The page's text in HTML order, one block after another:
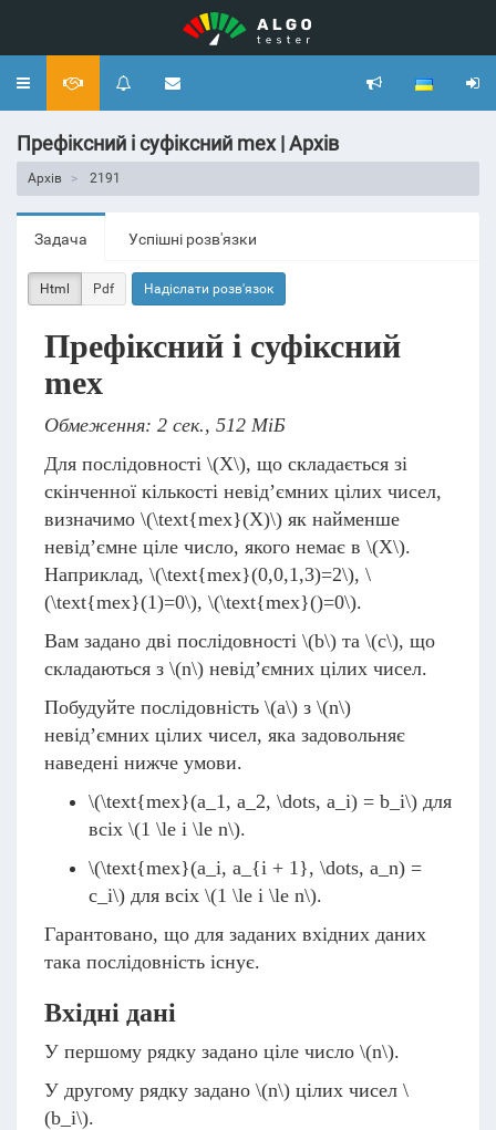
Toggle
Префіксний і суфіксний mex | Архів
Архів 2191
Задача Успішні розв'язки
Html Pdf Надіслати розв'язок
Префіксний і суфіксний
mex
Обмеження: 2 сек., 512 МіБ
Для послідовності \(X\), що складається зі
скінченної кількості невід’ємних цілих чисел,
визначимо \(\text{mex}(X)\) як найменше
невід’ємне ціле число, якого немає в \(X\).
Наприклад, \(\text{mex}(0,0,1,3)=2\), \
(\text{mex}(1)=0\), \(\text{mex}()=0\).
Вам задано дві послідовності \(b\) та \(c\), що
складаються з \(n\) невід’ємних цілих чисел.
Побудуйте послідовність \(a\) з \(n\)
невід’ємних цілих чисел, яка задовольняє
наведені нижче умови.
\(\text{mex}(a_1, a_2, \dots, a_i) = b_i\) для
всіх \(1 \le i \le n\).
\(\text{mex}(a_i, a_{i + 1}, \dots, a_n) =
c_i\) для всіх \(1 \le i \le n\).
Гарантовано, що для заданих вхідних даних
така послідовність існує.
Вхідні дані
У першому рядку задано ціле число \(n\).
У другому рядку задано \(n\) цілих чисел \
(b_i\).